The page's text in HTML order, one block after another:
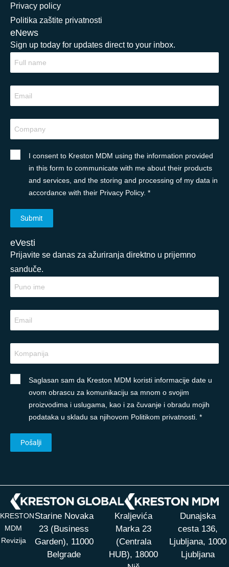
Privacy policy
Politika zaštite privatnosti
eNews
Sign up today for updates direct to your inbox.
I consent to Kreston MDM using the information provided
in this form to communicate with me about their products
and services, and the storing and processing of my data in
accordance with their Privacy Policy. *
eVesti
Prijavite se danas za ažuriranja direktno u prijemno
sanduče.
Saglasan sam da Kreston MDM koristi informacije date u
ovom obrascu za komunikaciju sa mnom o svojim
proizvodima i uslugama, kao i za čuvanje i obradu mojih
podataka u skladu sa njihovom Politikom privatnosti. *
KRESTON
MDM
Revizija
Starine Novaka
23 (Business
Garden), 11000
Belgrade
Kraljevića
Marka 23
(Centrala
HUB), 18000
Dunajska
cesta 136,
Ljubljana, 1000
Ljubljana